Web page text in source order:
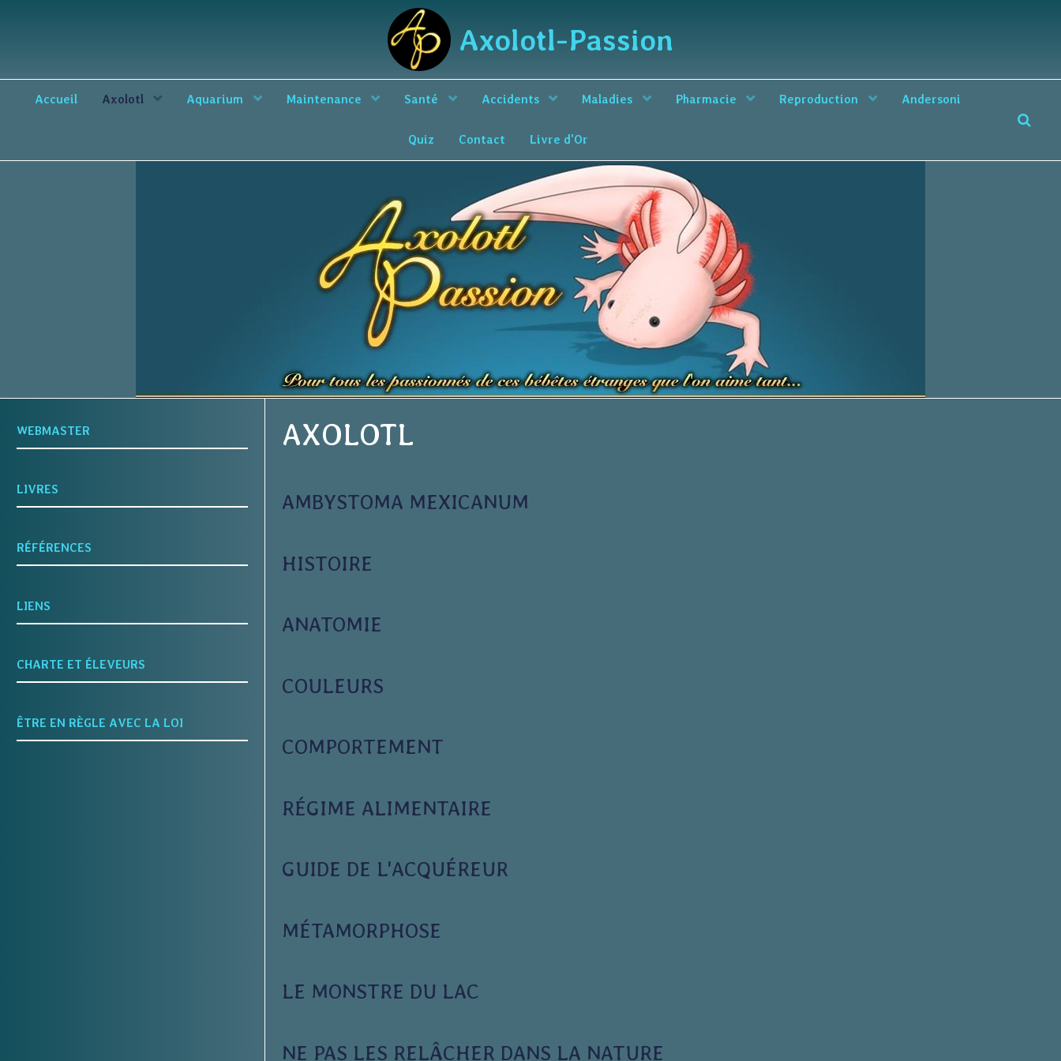
Axolotl-Passion
Accueil Axolotl Aquarium Maintenance Santé Accidents Maladies Pharmacie Reproduction Andersoni
Quiz Contact Livre d'Or
AXOLOTL
AMBYSTOMA MEXICANUM
HISTOIRE
ANATOMIE
COULEURS
COMPORTEMENT
RÉGIME ALIMENTAIRE
GUIDE DE L'ACQUÉREUR
MÉTAMORPHOSE
LE MONSTRE DU LAC
NE PAS LES RELÂCHER DANS LA NATURE
WEBMASTER
LIVRES
RÉFÉRENCES
LIENS
CHARTE ET ÉLEVEURS
ÊTRE EN RÈGLE AVEC LA LOI